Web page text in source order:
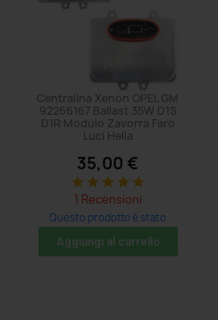
Centralina Xenon OPEL GM
92266167 Ballast 35W D1S
D1R Modulo Zavorra Faro
Luci Hella
35,00 €
star star star star star
1 Recensioni
Questo prodotto è stato
acquistato: 8 volte
Aggiungi al carrello